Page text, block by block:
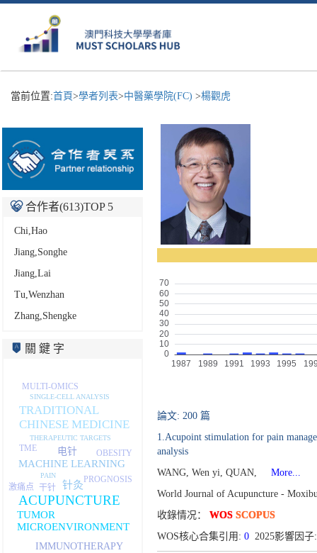
當前位置:首頁>學者列表>中醫藥學院(FC) >楊觀虎
合作者(613)TOP 5
Chi,Hao
Jiang,Songhe
Jiang,Lai
Tu,Wenzhan
Zhang,Shengke
關 鍵 字
ACUPUNCTURE
TUMOR
MICROENVIRONMENT
针灸
MACHINE LEARNING
IMMUNOTHERAPY
电针
TRADITIONAL
CHINESE MEDICINE
THERAPEUTIC TARGETS
SINGLE-CELL ANALYSIS
PAIN
激痛点 干针
PROGNOSIS
MULTI-OMICS
OBESITY
TME
論文: 200 篇
1.Acupoint stimulation for pain
analysis
WANG, Wen yi, QUAN,
More...
World Journal of Acupuncture -
收錄情况： WOS SCOPUS
WOS核心合集引用: 02025影響因